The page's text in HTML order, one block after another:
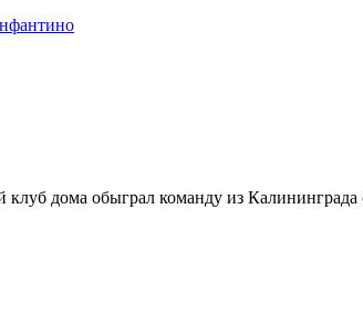
дома обыграл команду из Калининграда